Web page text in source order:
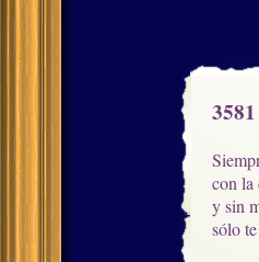
con la
y sin
sólo